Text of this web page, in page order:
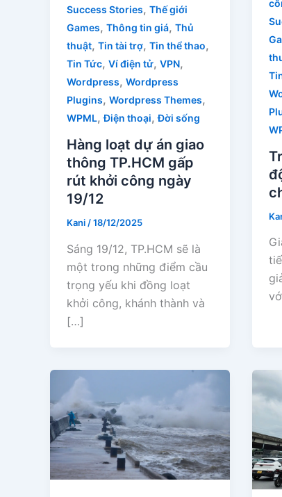
Success Stories, Thế giới
Games, Thông tin giá, Thủ
thuật, Tin tài trợ, Tin thể thao,
Tin Tức, Ví điện tử, VPN,
Wordpress, Wordpress
Plugins, Wordpress Themes,
WPML,Điện thoại,Đời sống
Hàng loạt dự án giao
thông TP.HCM gấp
rút khởi công ngày
19/12
Kani/18/12/2025
Sáng 19/12, TP.HCM sẽ là
một trong những điểm cầu
trọng yếu khi đồng loạt
khởi công, khánh thành và
[…]